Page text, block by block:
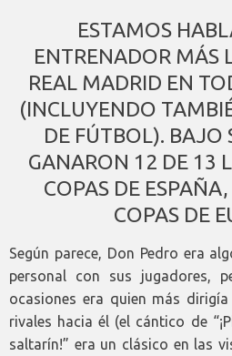
ESTAMOS
ENTRENADOR MÁS
REAL MADRID EN
(INCLUYENDO
DE FÚTBOL). BAJO
GANARON 12 DE 13
COPAS DE
COPAS DE
Según parece, Don Pedro era
personal con sus jugadores,
ocasiones era quien más
rivales hacia él (el cántico de
saltarín!” era un clásico en las